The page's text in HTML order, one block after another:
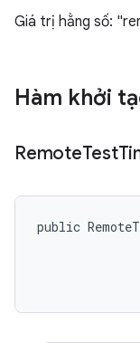
Giá trị hằng số:
Hàm khởi
RemoteTest
public